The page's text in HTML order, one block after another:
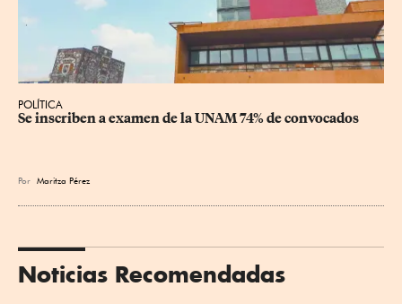
POLÍTICA
Se inscriben a examen de la UNAM 74% de convocados
Por Maritza Pérez
Noticias Recomendadas